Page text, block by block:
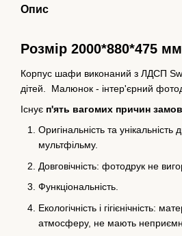
Опис
Розмір 2000*880*475
Корпус шафи виконаний з ЛДСП
дітей. Малюнок - інтер'єрний
Існує п'ять вагомих причин
Оригінальність та
мультфільму.
Довговічність: фотодрук не
Функціональність.
Екологічність і
атмосферу, не мають